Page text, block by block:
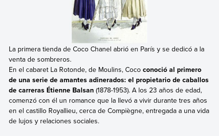
La primera tienda de Coco Chanel abrió en París y se dedicó a la
venta de sombreros.
En el cabaret La Rotonde, de Moulins, Coco conoció al primero
de una serie de amantes adinerados: el propietario de caballos
de carreras Étienne Balsan (1878-1953). A los 23 años de edad,
comenzó con él un romance que la llevó a vivir durante tres años
en el castillo Royallieu, cerca de Compiègne, entregada a una vida
de lujos y relaciones sociales.